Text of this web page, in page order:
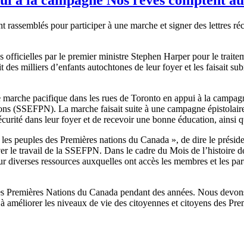
pour participer à une marche et signer des lettres
officielles par le premier ministre Stephen Harper pour le
milliers d’enfants autochtones de leur foyer et les faisait
pacifique dans les rues de Toronto en appui à la
(SSEFPN). La marche faisait suite à une campagne
dans leur foyer et de recevoir une bonne éducation, ainsi
peuples des Premières nations du Canada », de dire le
le travail de la SSEFPN. Dans le cadre du Mois de l’histoire
ressources auxquelles ont accès les membres et les
Nations du Canada pendant des années. Nous
les niveaux de vie des citoyennes et citoyens des